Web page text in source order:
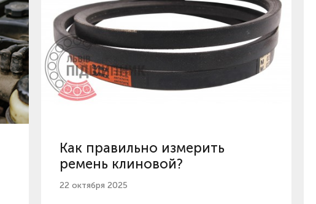
Как правильно измерить
ремень клиновой?
22 октября 2025